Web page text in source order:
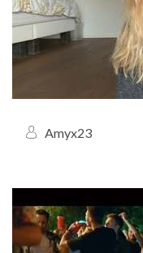
Amyx23